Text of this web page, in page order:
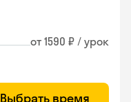
от 1590 ₽ / урок
Выбрать время